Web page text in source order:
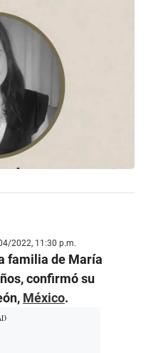
2022, 11:30 p.m.
familia de María
confirmó su
México.